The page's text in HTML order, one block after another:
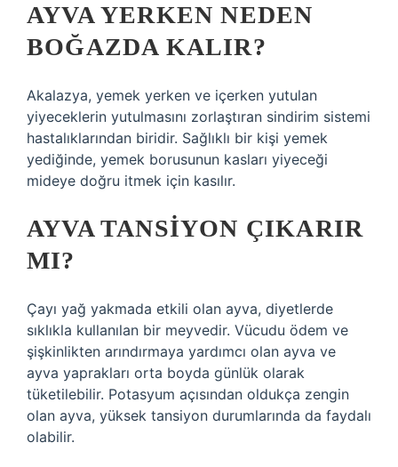
AYVA YERKEN NEDEN
BOĞAZDA KALIR?
Akalazya, yemek yerken ve içerken yutulan
yiyeceklerin yutulmasını zorlaştıran sindirim sistemi
hastalıklarından biridir. Sağlıklı bir kişi yemek
yediğinde, yemek borusunun kasları yiyeceği
mideye doğru itmek için kasılır.
AYVA TANSIYON ÇIKARIR
MI?
Çayı yağ yakmada etkili olan ayva, diyetlerde
sıklıkla kullanılan bir meyvedir. Vücudu ödem ve
şişkinlikten arındırmaya yardımcı olan ayva ve
ayva yaprakları orta boyda günlük olarak
tüketilebilir. Potasyum açısından oldukça zengin
olan ayva, yüksek tansiyon durumlarında da faydalı
olabilir.